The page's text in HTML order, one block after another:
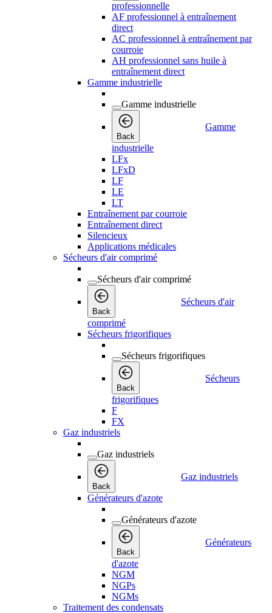
professionnelle
AF professionnel à entraînement
direct
AC professionnel à entraînement par
courroie
AH professionnel sans huile à
entraînement direct
Gamme industrielle
Gamme industrielle
Back
Gamme
industrielle
LFx
LFxD
LF
LE
LT
Entraînement par courroie
Entraînement direct
Silencieux
Applications médicales
Sécheurs d'air comprimé
Sécheurs d'air comprimé
Back
Sécheurs d'air
comprimé
Sécheurs frigorifiques
Sécheurs frigorifiques
Back
Sécheurs
frigorifiques
F
FX
Gaz industriels
Gaz industriels
Back
Gaz industriels
Générateurs d'azote
Générateurs d'azote
Back
Générateurs
d'azote
NGM
NGPs
NGMs
Traitement des condensats